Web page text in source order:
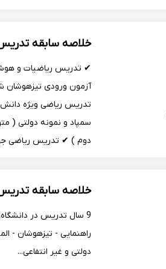
درسی برای تقویتی پایه
بهترین روش تست زنی
خلاصه سابقه
✔ تدریس ریاضیات و
آزمون ورودی
تدریس ریاضی ویژه
سمپاد و نمونه دولتی (
دوم ) ✔ تدریس ریاضی
با بهترین روشهای تست
ریاضی آنلاین به وسیل...
خلاصه سابقه
9 سال تدریس در
راهنمایی - تیزهوشان -
دولتی و غیر انتفاعی...